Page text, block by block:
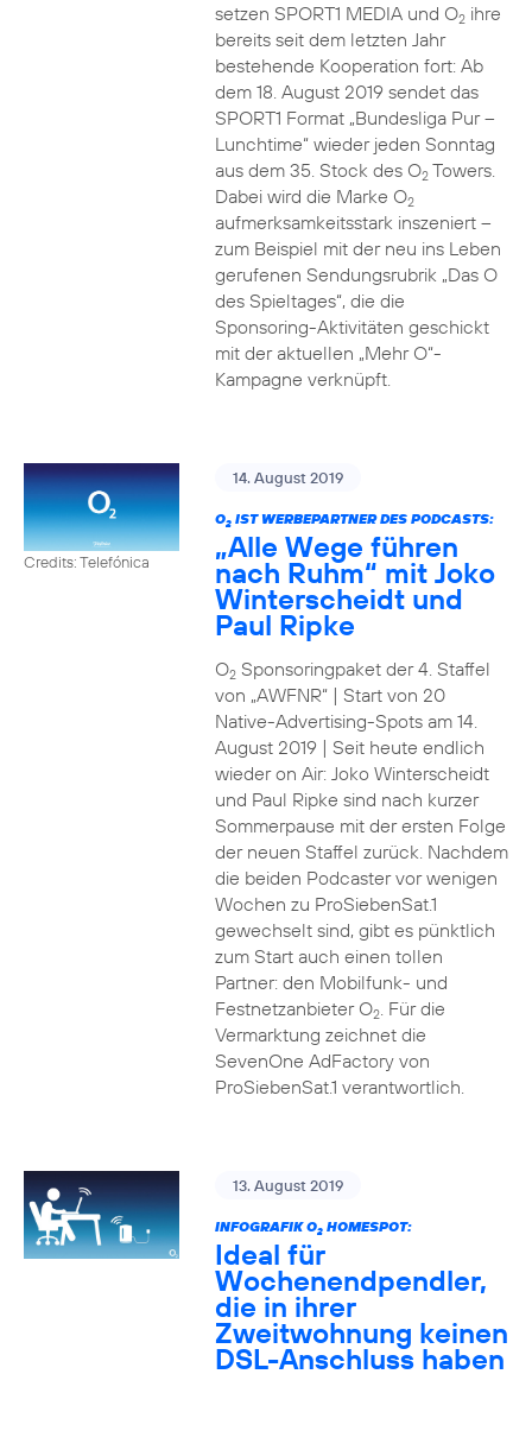
setzen SPORT1 MEDIA und O2ihre
bereits seit dem letzten Jahr
bestehende Kooperation fort: Ab
dem 18. August 2019 sendet das
SPORT1 Format „Bundesliga Pur –
Lunchtime“ wieder jeden Sonntag
aus dem 35. Stock des O2Towers.
Dabei wird die Marke O2
aufmerksamkeitsstark inszeniert –
zum Beispiel mit der neu ins Leben
gerufenen Sendungsrubrik „Das O
des Spieltages“, die die
Sponsoring-Aktivitäten geschickt
mit der aktuellen „Mehr O“-
Kampagne verknüpft.
Credits: Telefónica
14. August 2019
O2IST WERBEPARTNER DES PODCASTS:
„Alle Wege führen
nach Ruhm“ mit Joko
Winterscheidt und
Paul Ripke
O2Sponsoringpaket der 4. Staffel
von „AWFNR“ | Start von 20
Native-Advertising-Spots am 14.
August 2019 | Seit heute endlich
wieder on Air: Joko Winterscheidt
und Paul Ripke sind nach kurzer
Sommerpause mit der ersten Folge
der neuen Staffel zurück. Nachdem
die beiden Podcaster vor wenigen
Wochen zu ProSiebenSat.1
gewechselt sind, gibt es pünktlich
zum Start auch einen tollen
Partner: den Mobilfunk- und
Festnetzanbieter O2. Für die
Vermarktung zeichnet die
SevenOne AdFactory von
ProSiebenSat.1 verantwortlich.
13. August 2019
INFOGRAFIK O2HOMESPOT:
Ideal für
Wochenendpendler,
die in ihrer
Zweitwohnung keinen
DSL-Anschluss haben